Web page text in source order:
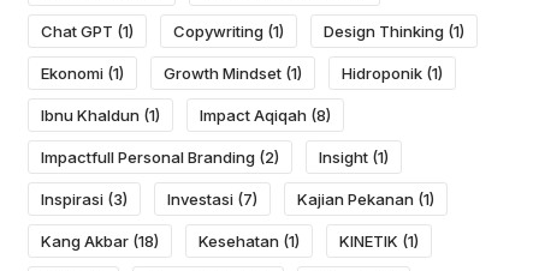
Chat GPT (1) Copywriting (1) Design Thinking (1)
Ekonomi (1) Growth Mindset (1) Hidroponik (1)
Ibnu Khaldun (1) Impact Aqiqah (8)
Impactfull Personal Branding (2) Insight (1)
Inspirasi (3) Investasi (7) Kajian Pekanan (1)
Kang Akbar (18) Kesehatan (1) KINETIK (1)